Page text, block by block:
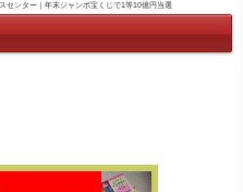
センター｜年末ジャンボ宝くじで1等10億円当選